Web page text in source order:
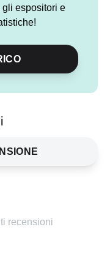
gli espositori e
recensioni